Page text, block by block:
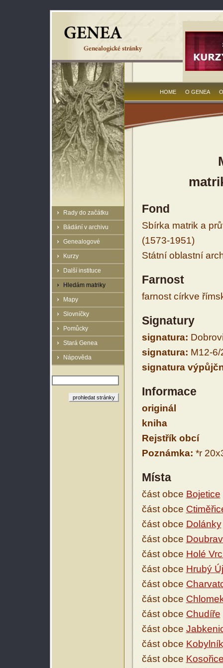
Rady do začátku
Bádání v archivu
Genealogové
Kurzy
Další instituce
Hledám matriky
Mapy
Slovníčky
Pomůcky
Stará Genea
Nápověda
HOME O GENEA
Fond
Sbírka matrik a
(1573-1951)
Státní oblastní
Farnost
farnost církve
Signatury
signatura:
signatura: M12-6/
signatura
Informace
originál
kniha
Rejstřík obcí
Poznámka: *r
Místa
část obce Bojetice
část obce
část obce Dolánky
část obce
část obce Holé
část obce Hrubý
část obce
část obce
část obce Chudíře
část obce
část obce
část obce